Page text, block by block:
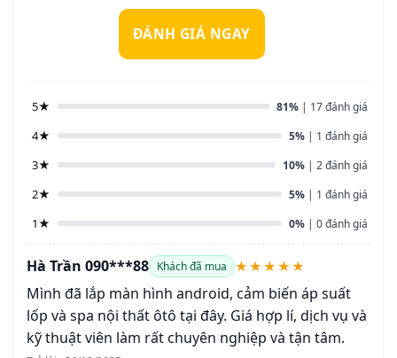
ĐÁNH GIÁ NGAY
5★ 81% | 17 đánh giá
4★ 5% | 1 đánh giá
3★ 10% | 2 đánh giá
2★ 5% | 1 đánh giá
1★ 0% | 0 đánh giá
Hà Trần 090***88 Khách đã mua ★★★★★
Mình đã lắp màn hình android, cảm biến áp suất
lốp và spa nội thất ôtô tại đây. Giá hợp lí, dịch vụ và
kỹ thuật viên làm rất chuyên nghiệp và tận tâm.